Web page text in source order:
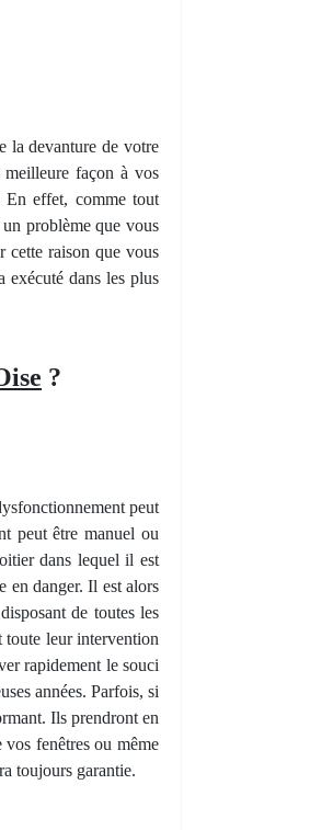
la devanture de votre
meilleure façon à vos
En effet, comme tout
problème que vous
cette raison que vous
exécuté dans les plus
?
peut
peut être manuel ou
dans lequel il est
en danger. Il est alors
de toutes les
toute leur intervention
rapidement le souci
années. Parfois, si
Ils prendront en
vos fenêtres ou même
toujours garantie.